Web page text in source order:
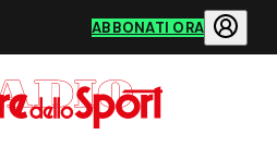
ABBONATI ORA